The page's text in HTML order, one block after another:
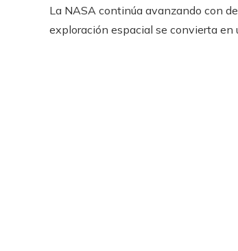
La NASA continúa avanzando con
exploración espacial se convierta en